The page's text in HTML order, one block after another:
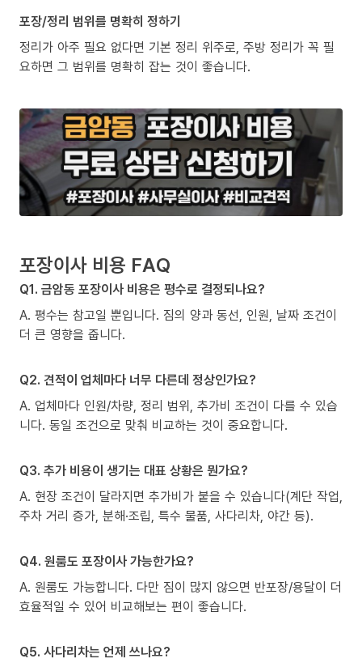
포장/정리 범위를 명확히 정하기
정리가 아주 필요 없다면 기본 정리 위주로, 주방 정리가 꼭 필
요하면 그 범위를 명확히 잡는 것이 좋습니다.
포장이사 비용 FAQ
Q1. 금암동 포장이사 비용은 평수로 결정되나요?
A. 평수는 참고일 뿐입니다. 짐의 양과 동선, 인원, 날짜 조건이
더 큰 영향을 줍니다.
Q2. 견적이 업체마다 너무 다른데 정상인가요?
A. 업체마다 인원/차량, 정리 범위, 추가비 조건이 다를 수 있습
니다. 동일 조건으로 맞춰 비교하는 것이 중요합니다.
Q3. 추가 비용이 생기는 대표 상황은 뭔가요?
A. 현장 조건이 달라지면 추가비가 붙을 수 있습니다(계단 작업,
주차 거리 증가, 분해·조립, 특수 물품, 사다리차, 야간 등).
Q4. 원룸도 포장이사 가능한가요?
A. 원룸도 가능합니다. 다만 짐이 많지 않으면 반포장/용달이 더
효율적일 수 있어 비교해보는 편이 좋습니다.
Q5. 사다리차는 언제 쓰나요?